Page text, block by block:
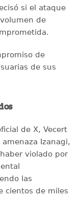
si el ataque
de
de
de sus
de X, Vecert
Izanagi,
violado por
las
cientos de miles